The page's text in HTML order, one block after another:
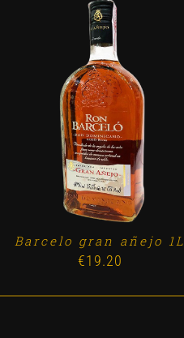
ADD TO CART DETALLES
Barcelo gran añejo 1L
€19.20